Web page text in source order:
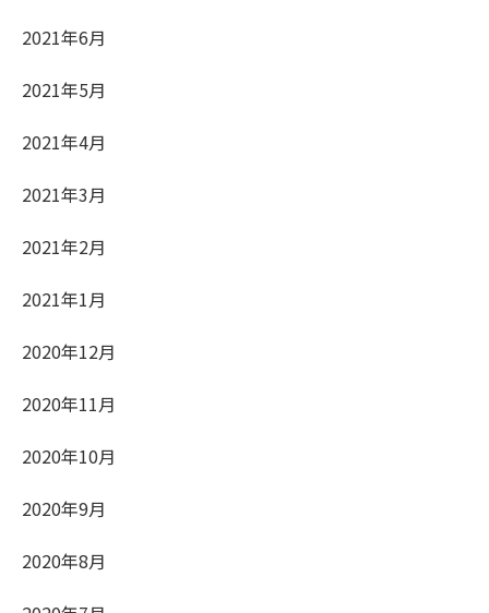
2021年6月
2021年5月
2021年4月
2021年3月
2021年2月
2021年1月
2020年12月
2020年11月
2020年10月
2020年9月
2020年8月